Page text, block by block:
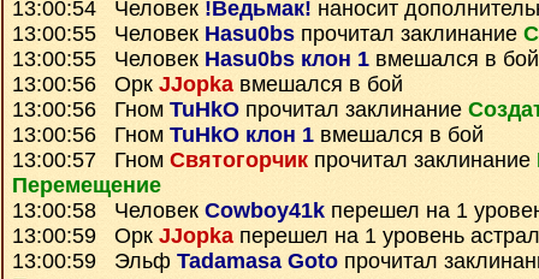
13:00:54 Человек !Ведьмак! наносит
13:00:55 Человек Hasu0bs прочитал заклинание
13:00:55 Человек Hasu0bs клон 1 вмешался в бой
13:00:56 Орк JJopkaвмешался в бой
13:00:56 Гном TuHkO прочитал заклинание
13:00:56 Гном TuHkO клон 1 вмешался в бой
13:00:57 Гном Святогорчик прочитал заклинание
Перемещение
13:00:58 Человек Cowboy41k перешел на 1
13:00:59 Орк JJopkaперешел на 1 уровень
13:00:59 Эльф Tadamasa Goto прочитал